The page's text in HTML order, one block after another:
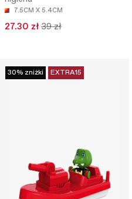
7.5CM X 5.4CM
27.30 zł 39 zł
30% zniżki EXTRA15